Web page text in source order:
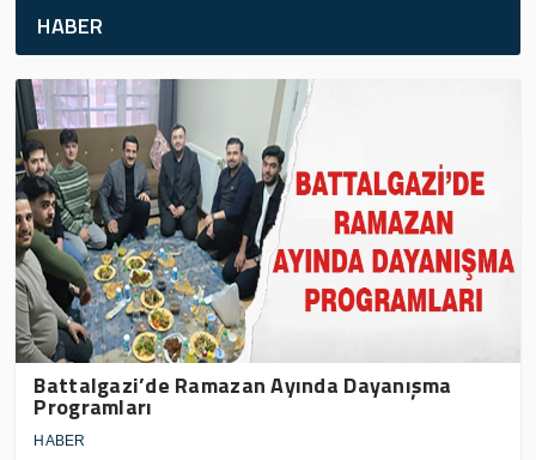
HABER
Battalgazi’de Ramazan Ayında Dayanışma
Programları
HABER